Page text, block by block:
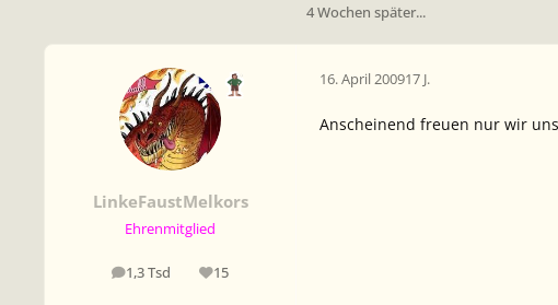
4 Wochen später...
LinkeFaustMelkors
Ehrenmitglied
1,3 Tsd
Beiträge 15
Reputation
16. April 200917 J.
Anscheinend freuen nur wir